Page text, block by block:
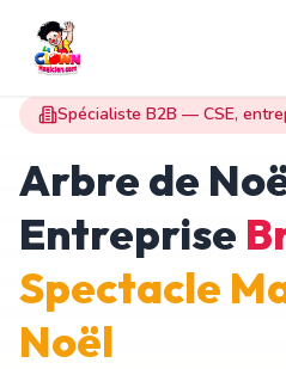
Spécialiste B2B — CSE,
Arbre de
Entreprise
Spectacle
Noël